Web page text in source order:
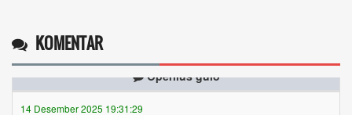
KOMENTAR
14 Desember 2025 19:31:29
Token gratis ...selengkapnya